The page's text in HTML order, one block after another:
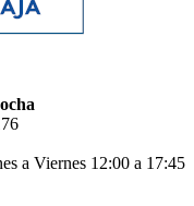
a Viernes 12:00 a 17:45